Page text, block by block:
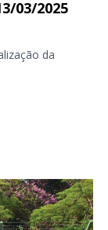
03/2025
da